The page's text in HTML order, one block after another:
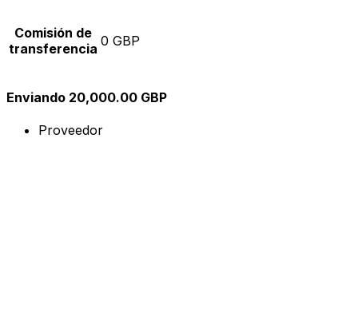
Comisión de
transferencia 0 GBP
Enviando 20,000.00 GBP
Proveedor